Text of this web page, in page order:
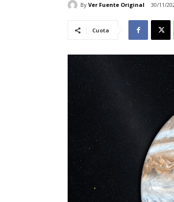
By Ver Fuente Original 30/11/
Cuota